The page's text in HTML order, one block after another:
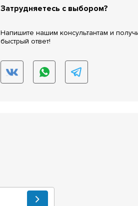
Затрудняетесь с выбором?
Напишите нашим консультантам и
быстрый ответ!